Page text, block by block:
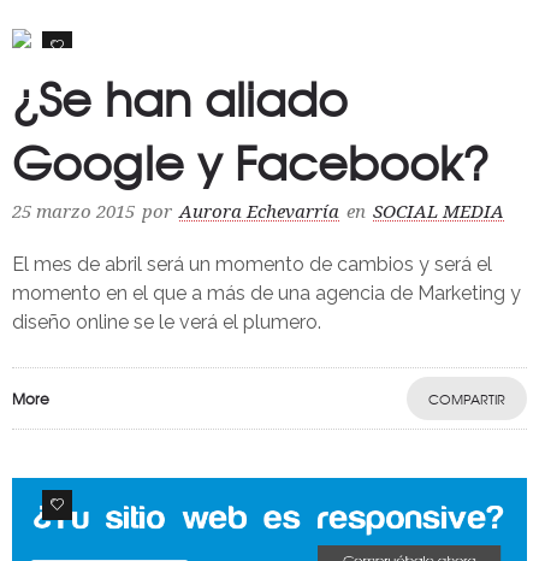
0
¿Se han aliado
Google y Facebook?
25 marzo 2015 por Aurora Echevarría en SOCIAL MEDIA
El mes de abril será un momento de cambios y será el
momento en el que a más de una agencia de Marketing y
diseño online se le verá el plumero.
More COMPARTIR
0